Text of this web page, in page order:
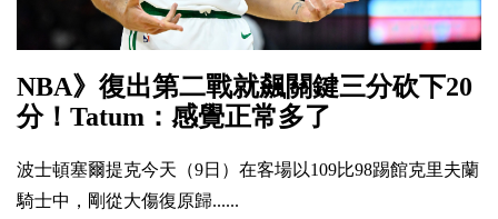
NBA》復出第二戰就飆關鍵三分砍下20
分！Tatum：感覺正常多了
波士頓塞爾提克今天（9日）在客場以109比98踢館克里夫蘭
騎士中，剛從大傷復原歸......